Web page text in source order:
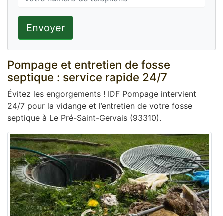
Envoyer
Pompage et entretien de fosse
septique : service rapide 24/7
Évitez les engorgements ! IDF Pompage intervient
24/7 pour la vidange et l’entretien de votre fosse
septique à Le Pré-Saint-Gervais (93310).